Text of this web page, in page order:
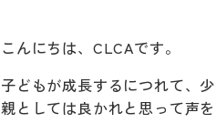
こんにちは、CLCAです。
子どもが成長するにつれて、
親としては良かれと思って声